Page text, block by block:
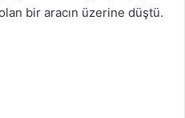
bir aracın üzerine düştü.